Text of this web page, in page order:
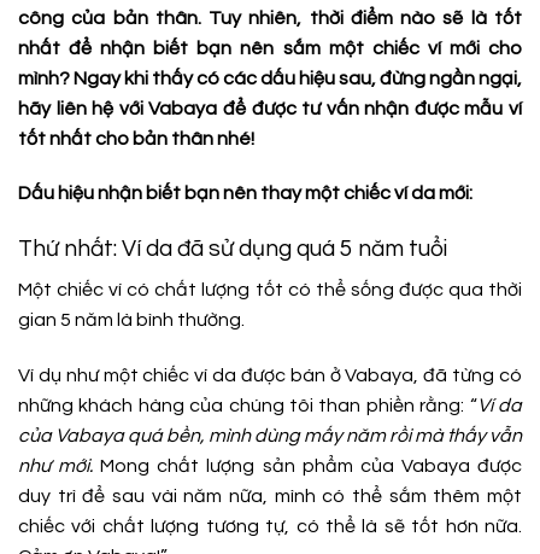
công của bản thân. Tuy nhiên, thời điểm nào sẽ là tốt
nhất để nhận biết bạn nên sắm một chiếc ví mới cho
mình? Ngay khi thấy có các dấu hiệu sau, đừng ngần ngại,
hãy liên hệ với Vabaya để được tư vấn nhận được mẫu ví
tốt nhất cho bản thân nhé!
Dấu hiệu nhận biết bạn nên thay một chiếc ví da mới:
Thứ nhất: Ví da đã sử dụng quá 5 năm tuổi
Một chiếc ví có chất lượng tốt có thể sống được qua thời
gian 5 năm là bình thường.
Ví dụ như một chiếc ví da được bán ở Vabaya, đã từng có
những khách hàng của chúng tôi than phiền rằng: “Ví da
của Vabaya quá bền, mình dùng mấy năm rồi mà thấy vẫn
như mới. Mong chất lượng sản phẩm của Vabaya được
duy trì để sau vài năm nữa, mình có thể sắm thêm một
chiếc với chất lượng tương tự, có thể là sẽ tốt hơn nữa.